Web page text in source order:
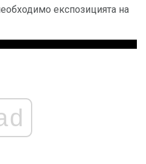
експозицията на